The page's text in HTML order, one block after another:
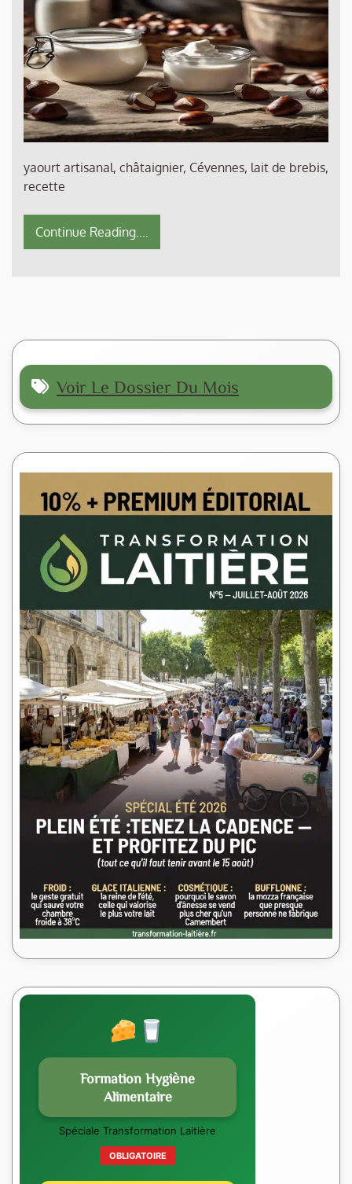
yaourt artisanal, châtaignier, Cévennes, lait de brebis,
recette
Continue Reading....
Voir Le Dossier Du Mois
Formation Hygiène
Alimentaire
Spéciale Transformation Laitière
OBLIGATOIRE